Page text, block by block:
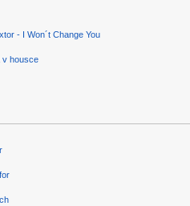
- I Won´t Change You
v housce